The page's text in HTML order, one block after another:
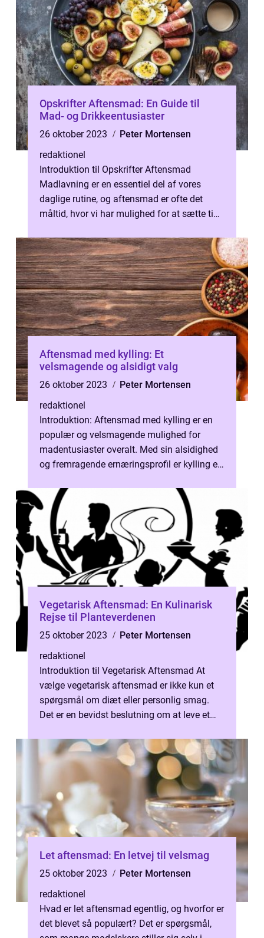
Opskrifter Aftensmad: En Guide til
Mad- og Drikkeentusiaster
26 oktober 2023
Peter Mortensen
redaktionel
Introduktion til Opskrifter Aftensmad
Madlavning er en essentiel del af vores
daglige rutine, og aftensmad er ofte det
måltid, hvor vi har mulighed for at sætte tid
Aftensmad med kylling: Et
velsmagende og alsidigt valg
26 oktober 2023
Peter Mortensen
redaktionel
Introduktion: Aftensmad med kylling er en
populær og velsmagende mulighed for
madentusiaster overalt. Med sin alsidighed
og fremragende ernæringsprofil er kylling en
Vegetarisk Aftensmad: En Kulinarisk
Rejse til Planteverdenen
25 oktober 2023
Peter Mortensen
redaktionel
Introduktion til Vegetarisk Aftensmad At
vælge vegetarisk aftensmad er ikke kun et
spørgsmål om diæt eller personlig smag.
Det er en bevidst beslutning om at leve et
Let aftensmad: En letvej til velsmag
25 oktober 2023
Peter Mortensen
redaktionel
Hvad er let aftensmad egentlig, og hvorfor er
det blevet så populært? Det er spørgsmål,